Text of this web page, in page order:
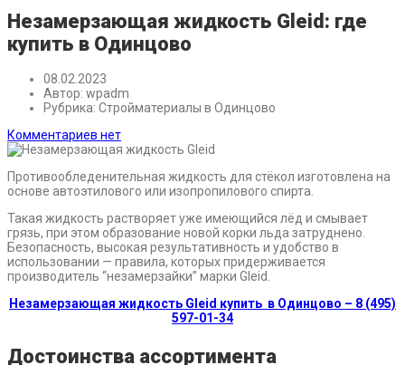
Незамерзающая жидкость Gleid: где
купить в Одинцово
08.02.2023
Автор: wpadm
Рубрика: Стройматериалы в Одинцово
Комментариев нет
Противообледенительная жидкость для стёкол изготовлена на
основе автоэтилового или изопропилового спирта.
Такая жидкость растворяет уже имеющийся лёд и смывает
грязь, при этом образование новой корки льда затруднено.
Безопасность, высокая результативность и удобство в
использовании — правила, которых придерживается
производитель “незамерзайки” марки Gleid.
Незамерзающая жидкость Gleid купить в Одинцово – 8 (495)
597-01-34
Достоинства ассортимента